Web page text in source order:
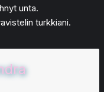
unta.
turkkiani.